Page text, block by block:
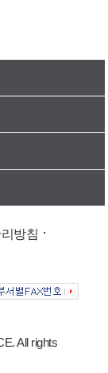
방침
All rights